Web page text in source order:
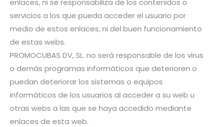
enlaces, ni se responsabiliza de los contenidos o
servicios a los que pueda acceder el usuario por
medio de estos enlaces, ni del buen funcionamiento
de estas webs.
PROMOCUBAS DV, SL. no será responsable de los virus
o demás programas informáticos que deterioren o
puedan deteriorar los sistemas o equipos
informáticos de los usuarios al acceder a su web u
otras webs a las que se haya accedido mediante
enlaces de esta web.